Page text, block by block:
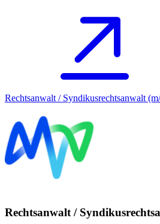
Rechtsanwalt / Syndikusrechtsanwalt
Rechtsanwalt /